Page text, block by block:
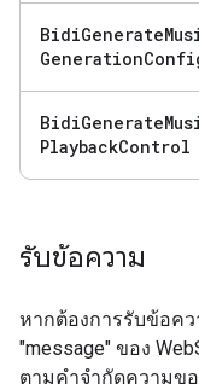
BidiGenerate
Generation
BidiGenerate
PlaybackControl
รับข้อความ
หากต้องการรับข้อคว
"message" ของ
ตามคำจำกัดความข